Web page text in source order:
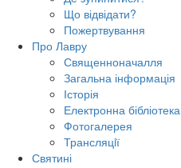
Що відвідати?
Пожертвування
Про Лавру
Священноначалля
Загальна інформація
Історія
Електронна бібліотека
Фотогалерея
Трансляцiї
Святині